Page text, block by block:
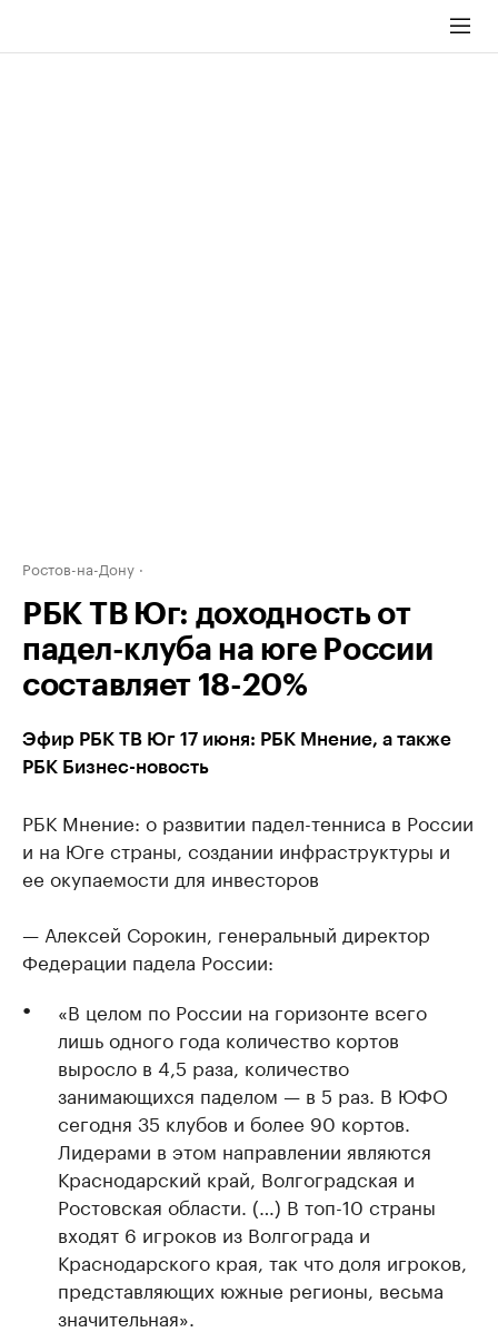
Ростов-на-Дону
РБК ТВ Юг: доходность от
падел-клуба на юге России
составляет 18-20%
Эфир РБК ТВ Юг 17 июня: РБК Мнение, а также
РБК Бизнес-новость
РБК Мнение: о развитии падел-тенниса в России
и на Юге страны, создании инфраструктуры и
ее окупаемости для инвесторов
— Алексей Сорокин, генеральный директор
Федерации падела России:
«В целом по России на горизонте всего
лишь одного года количество кортов
выросло в 4,5 раза, количество
занимающихся паделом — в 5 раз. В ЮФО
сегодня 35 клубов и более 90 кортов.
Лидерами в этом направлении являются
Краснодарский край, Волгоградская и
Ростовская области. (…) В топ-10 страны
входят 6 игроков из Волгограда и
Краснодарского края, так что доля игроков,
представляющих южные регионы, весьма
значительная».